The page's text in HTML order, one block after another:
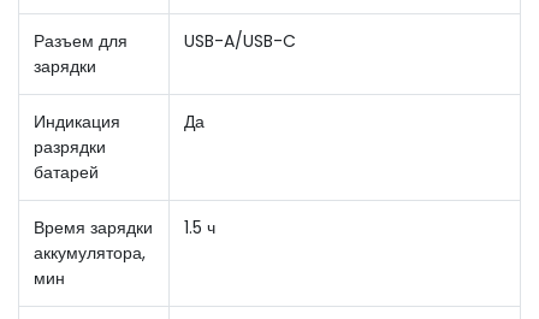
Разъем для
зарядки
USB-A/USB-C
Индикация
разрядки
батарей
Да
Время зарядки
аккумулятора,
мин
1.5 ч